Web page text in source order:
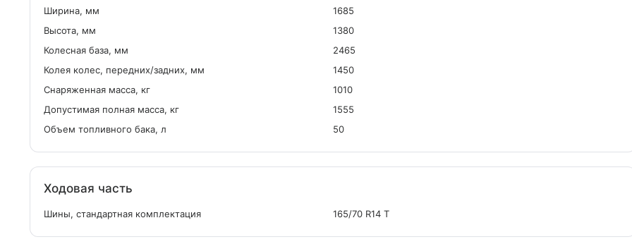
Ширина, мм
1685
Высота, мм
1380
Колесная база, мм
2465
Колея колес, передних/задних, мм
1450
Снаряженная масса, кг
1010
Допустимая полная масса, кг
1555
Объем топливного бака, л
50
Ходовая часть
Шины, стандартная комплектация 165/70 R14 T